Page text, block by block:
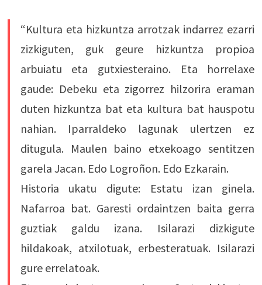
“Kultura eta hizkuntza arrotzak indarrez ezarri
zizkiguten, guk geure hizkuntza propioa
arbuiatu eta gutxiesteraino. Eta horrelaxe
gaude: Debeku eta zigorrez hilzorira eraman
duten hizkuntza bat eta kultura bat hauspotu
nahian. Iparraldeko lagunak ulertzen ez
ditugula. Maulen baino etxekoago sentitzen
garela Jacan. Edo Logroñon. Edo Ezkarain.
Historia ukatu digute: Estatu izan ginela.
Nafarroa bat. Garesti ordaintzen baita gerra
guztiak galdu izana. Isilarazi dizkigute
hildakoak, atxilotuak, erbesteratuak. Isilarazi
gure errelatoak.